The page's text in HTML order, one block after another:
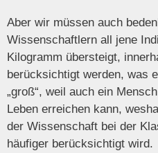
Aber wir müssen auch
Wissenschaftlern all jene
Kilogramm übersteigt,
berücksichtigt werden, was
„groß“, weil auch ein
Leben erreichen kann,
der Wissenschaft bei der
häufiger berücksichtigt wird.